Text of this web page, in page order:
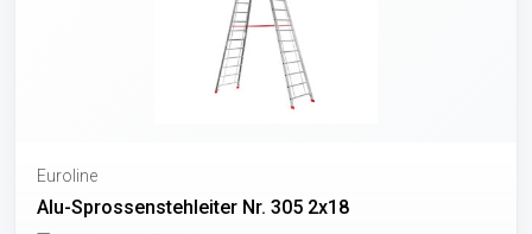
Euroline
Alu-Sprossenstehleiter Nr. 305 2x18